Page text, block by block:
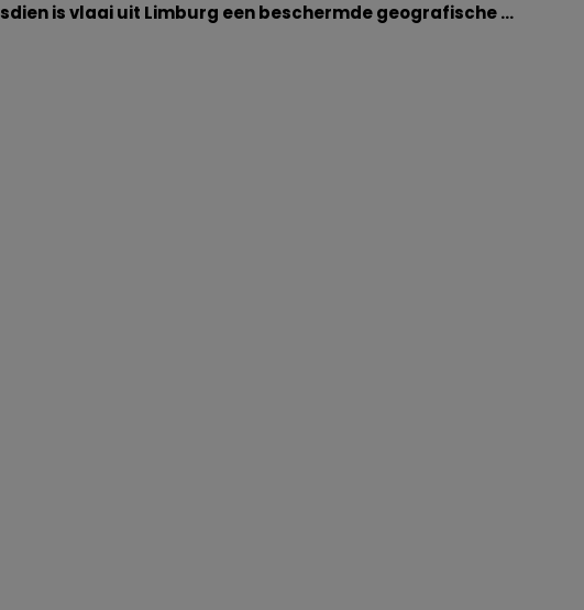
is vlaai uit Limburg een beschermde geografische …